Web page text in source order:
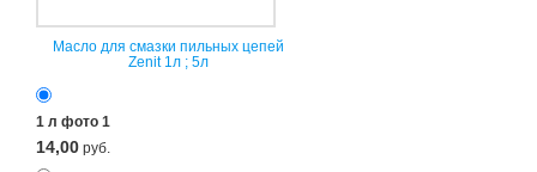
Масло для смазки пильных цепей
Zenit 1л ; 5л
1 л фото 1
14,00 руб.